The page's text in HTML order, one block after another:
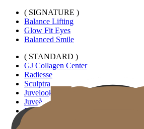
( SIGNATURE )
Balance Lifting
Glow Fit Eyes
Balanced Smile
( STANDARD )
GJ Collagen Center
Radiesse
Sculptra
Juvelook
Juveàcell
Elravie RE2O